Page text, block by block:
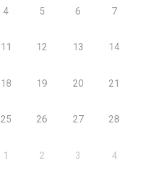
4 5 6 7
11 12 13 14
18 19 20 21
25 26 27 28
1 2 3 4